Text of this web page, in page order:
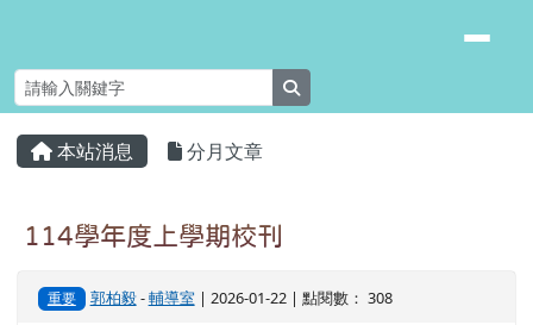
主內容區域
本站消息 分月文章
114學年度上學期校刊
重要 郭柏毅-輔導室 | 2026-01-22 | 點閱數： 308
頁尾區域